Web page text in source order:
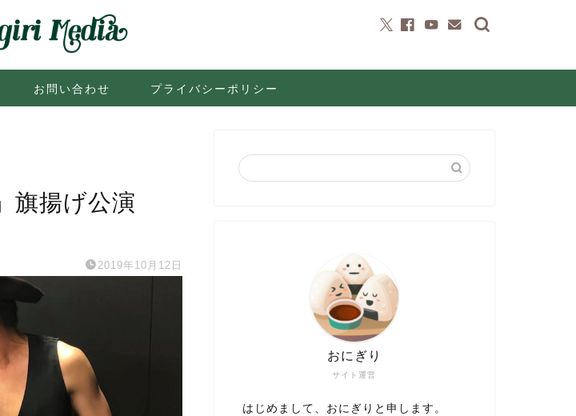
お問い合わせ プライバシーポリシー
旗揚げ公演
2019年10月12日
サイト運営
おにぎり
はじめまして、おにぎりと申します。